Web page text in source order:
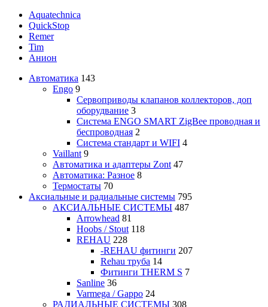
Aquatechnica
QuickStop
Remer
Tim
Анион
Автоматика 143
Engo 9
Сервоприводы клапанов коллекторов, доп
оборудвание 3
Система ENGO SMART ZigBee проводная и
беспроводная 2
Система стандарт и WIFI 4
Vaillant 9
Автоматика и адаптеры Zont 47
Автоматика: Разное 8
Термостаты 70
Аксиальные и радиальные системы 795
АКСИАЛЬНЫЕ СИСТЕМЫ 487
Arrowhead 81
Hoobs / Stout 118
REHAU 228
-REHAU фитинги 207
Rehau труба 14
Фитинги THERM S 7
Sanline 36
Varmega / Gappo 24
РАДИАЛЬНЫЕ СИСТЕМЫ 308